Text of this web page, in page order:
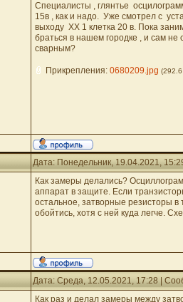
Специалисты , глянтье
15в , как и надо. Уже смотрел с
выходу ХХ 1 клетка 20 в. Пока
браться в нашем городке , и сам
сварным?
Прикрепления: 0680209.jpg
Дата: Понедельник, 19.04.2021,
Как замеры делались?
аппарат в защите. Если
остальное, затворные резисторы
обойтись, хотя с ней куда легче.
Дата: Среда, 12.05.2021, 17:28 |
Как раз и делал замеры между